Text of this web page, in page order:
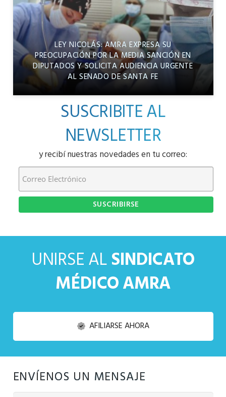
LEY NICOLÁS: AMRA EXPRESA SU
PREOCUPACIÓN POR LA MEDIA SANCIÓN EN
DIPUTADOS Y SOLICITA AUDIENCIA URGENTE
AL SENADO DE SANTA FE
SUSCRIBITE AL
NEWSLETTER
y recibí nuestras novedades en tu correo:
UNIRSE ALSINDICATO
MÉDICO AMRA
AFILIARSE AHORA
ENVÍENOS UN MENSAJE